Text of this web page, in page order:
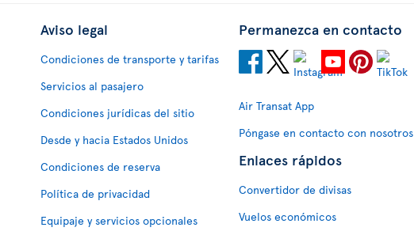
Aviso legal
Condiciones de transporte y tarifas
Servicios al pasajero
Condiciones jurídicas del sitio
Desde y hacia Estados Unidos
Condiciones de reserva
Política de privacidad
Equipaje y servicios opcionales
Permanezca en contacto
Air Transat App
Póngase en contacto con nosotros
Enlaces rápidos
Convertidor de divisas
Vuelos económicos